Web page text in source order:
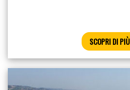
SCOPRI DI PIÙ